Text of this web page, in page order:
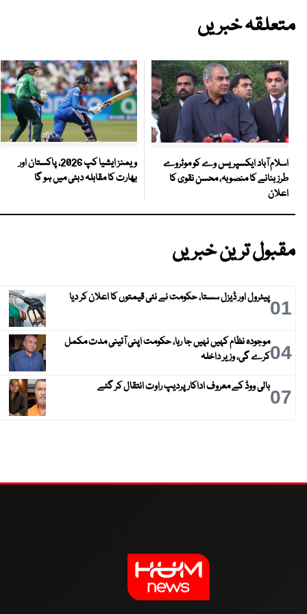
متعلقہ خبریں
اسلام آباد ایکسپریس وے کو موٹروے
طرز بنانے کا منصوبہ، محسن نقوی کا
اعلان
ویمنز ایشیا کپ 2026، پاکستان اور
بھارت کا مقابلہ دبئی میں ہو گا
مقبول ترین خبریں
01پیٹرول اور ڈیزل سستا، حکومت نے نئی قیمتوں کا اعلان کر دیا
04موجودہ نظام کہیں نہیں جا رہا، حکومت اپنی آئینی مدت مکمل
کرے گی، وزیر داخلہ
07بالی ووڈ کے معروف اداکار پردیپ راوت انتقال کر گئے